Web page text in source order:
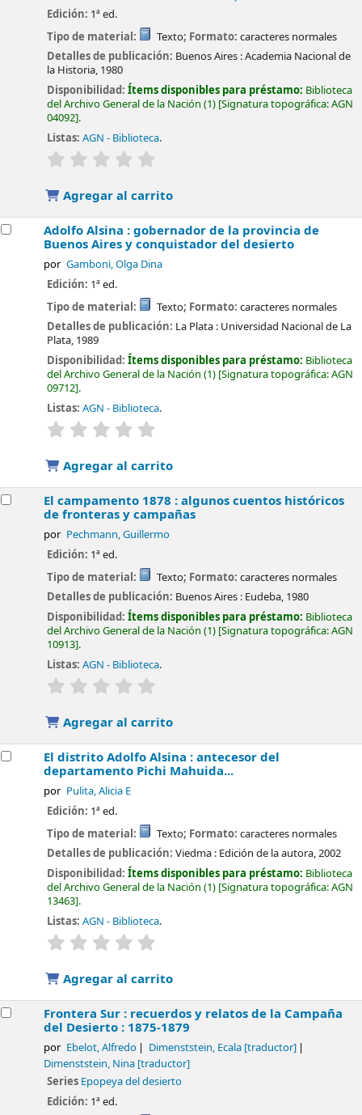
Edición: 1ª ed.
Tipo de material:
Texto; Formato: caracteres normales
Detalles de publicación: Buenos Aires :Academia Nacional de
la Historia, 1980
Disponibilidad:Ítems disponibles para préstamo: Biblioteca
del Archivo General de la Nación (1) Signatura topográfica:AGN
04092 .
Listas: AGN - Biblioteca.
valoración
Agregar al carrito
Adolfo Alsina : gobernador de la provincia de
Buenos Aires y conquistador del desierto
por Gamboni, Olga Dina
Edición: 1ª ed.
Tipo de material:
Texto; Formato: caracteres normales
Detalles de publicación: La Plata : Universidad Nacional de La
Plata, 1989
Disponibilidad:Ítems disponibles para préstamo: Biblioteca
del Archivo General de la Nación (1) Signatura topográfica:AGN
09712 .
Listas: AGN - Biblioteca.
valoración
Agregar al carrito
El campamento 1878 : algunos cuentos históricos
de fronteras y campañas
por Pechmann, Guillermo
Edición: 1ª ed.
Tipo de material:
Texto; Formato: caracteres normales
Detalles de publicación: Buenos Aires : Eudeba, 1980
Disponibilidad:Ítems disponibles para préstamo: Biblioteca
del Archivo General de la Nación (1) Signatura topográfica:AGN
10913 .
Listas: AGN - Biblioteca.
valoración
Agregar al carrito
El distrito Adolfo Alsina : antecesor del
departamento Pichi Mahuida...
por Pulita, Alicia E
Edición: 1ª ed.
Tipo de material:
Texto; Formato: caracteres normales
Detalles de publicación:Viedma : Edición de la autora,2002
Disponibilidad:Ítems disponibles para préstamo: Biblioteca
del Archivo General de la Nación (1) Signatura topográfica:AGN
13463 .
Listas: AGN - Biblioteca.
valoración
Agregar al carrito
Frontera Sur : recuerdos y relatos de la Campaña
del Desierto : 1875-1879
por Ebelot, Alfredo Dimenststein, Ecala[traductor]
Dimenststein, Nina [traductor]
Series Epopeya del desierto
Edición: 1ª ed.